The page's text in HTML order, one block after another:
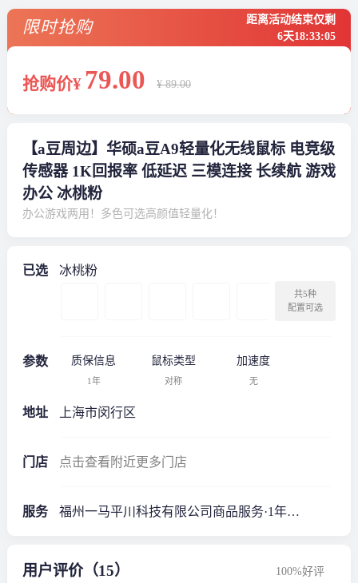
限时抢购
距离活动结束仅剩
6天18:33:05
抢购价¥ 79.00 ¥ 89.00
【a豆周边】华硕a豆A9轻量化无线鼠标 电竞级
传感器 1K回报率 低延迟 三模连接 长续航 游戏
办公 冰桃粉
办公游戏两用！多色可选高颜值轻量化！
已选 冰桃粉
共5种
配置可选
参数 质保信息
1年
鼠标类型
对称
加速度
无
地址 上海市闵行区
门店 点击查看附近更多门店
服务 福州一马平川科技有限公司商品服务·1年质保*
用户评价（15） 100%好评